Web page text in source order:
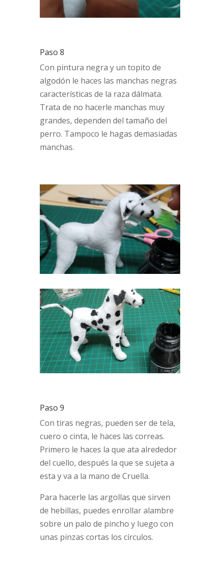
Paso 8
Con pintura negra y un topito de
algodón le haces las manchas negras
características de la raza dálmata.
Trata de no hacerle manchas muy
grandes, dependen del tamaño del
perro. Tampoco le hagas demasiadas
manchas.
Paso 9
Con tiras negras, pueden ser de tela,
cuero o cinta, le haces las correas.
Primero le haces la que ata alrededor
del cuello, después la que se sujeta a
esta y va a la mano de Cruella.
Para hacerle las argollas que sirven
de hebillas, puedes enrollar alambre
sobre un palo de pincho y luego con
unas pinzas cortas los círculos.